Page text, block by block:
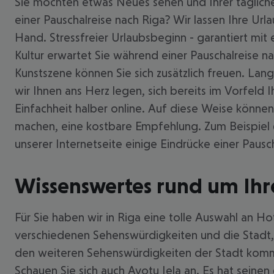
einer Pauschalreise nach Riga? Wir lassen Ihre
Hand. Stressfreier Urlaubsbeginn - garantiert mit
Kultur erwartet Sie während einer Pauschalreise
Kunstszene können Sie sich zusätzlich freuen.
wir Ihnen ans Herz legen, sich bereits im Vorfeld
Einfachheit halber online. Auf diese Weise
machen, eine kostbare Empfehlung. Zum
unserer Internetseite einige Eindrücke einer
Wissenswertes rund um
Für Sie haben wir in Riga eine tolle Auswahl an
verschiedenen Sehenswürdigkeiten und die
den weiteren Sehenswürdigkeiten der Stadt
Schauen Sie sich auch Avotu Iela an. Es hat